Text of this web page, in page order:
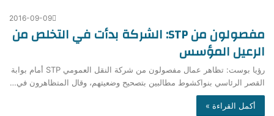
2016-09-09
مفصولون من STP: الشركة بدأت في التخلص من
الرعيل المؤسس
رؤيا بوست: تظاهر عمال مفصولون من شركة النقل العمومي STP أمام بوابة
القصر الرئاسي بنواكشوط مطالبين بتصحيح وضعيتهم، وقال المتظاهرون في…
أكمل القراءة »